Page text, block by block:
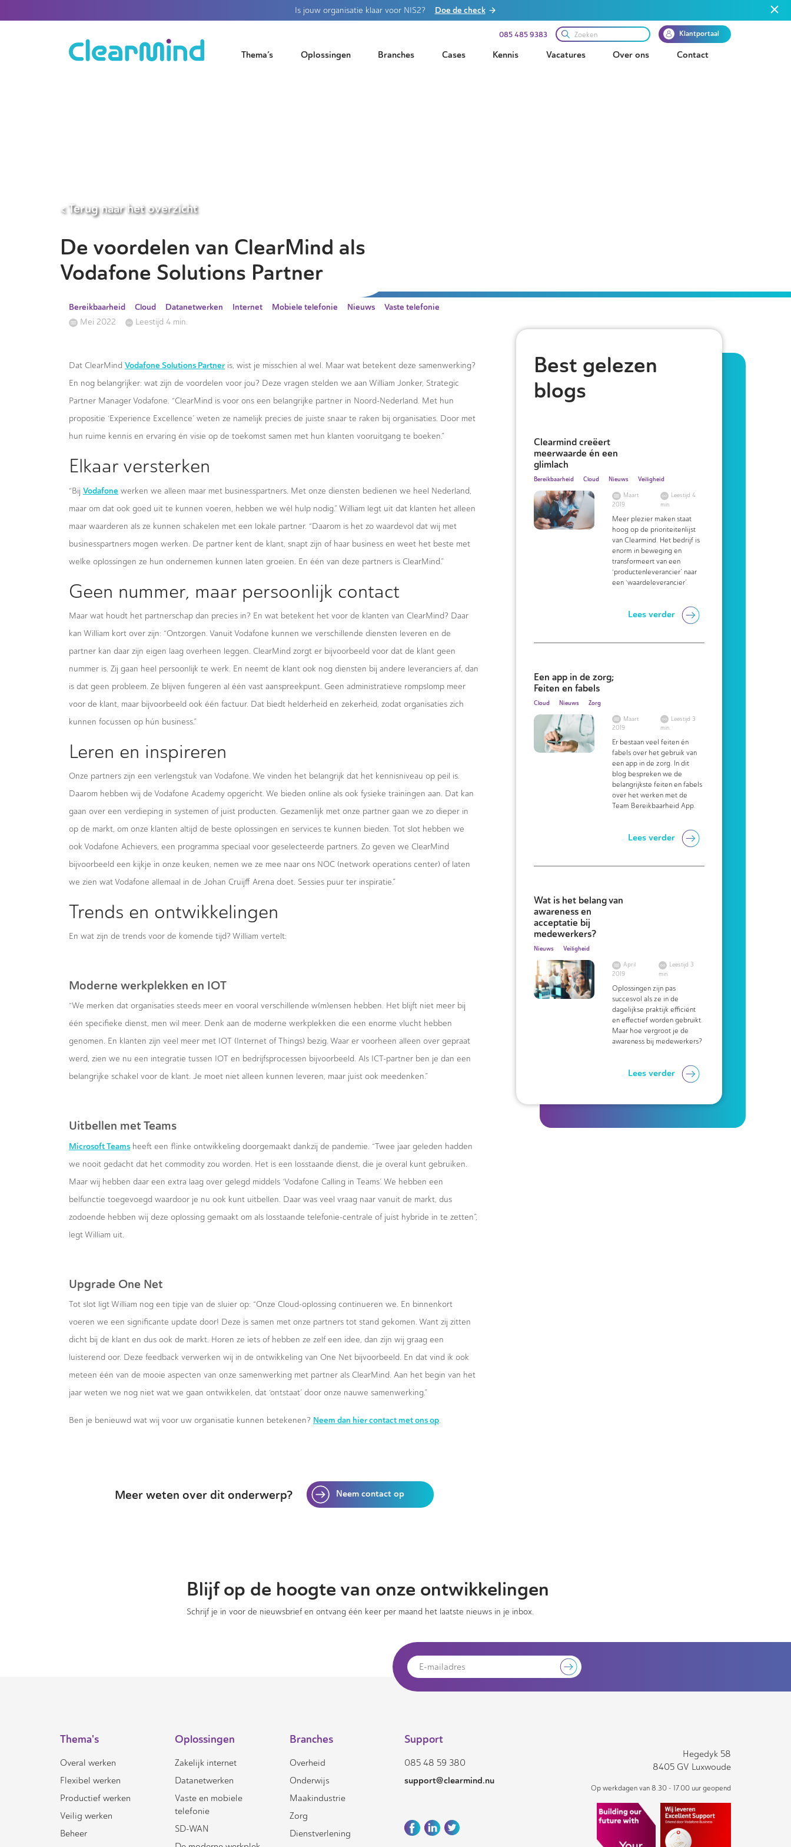
Is jouw organisatie klaar voor NIS2? Doe de check
085 485 9383 Klantportaal
Thema’s Oplossingen Branches Cases Kennis Vacatures Over ons Contact
< Terug naar het overzicht
De voordelen van ClearMind als
Vodafone Solutions Partner
Bereikbaarheid Cloud Datanetwerken Internet Mobiele telefonie Nieuws Vaste telefonie
Mei 2022 Leestijd 4 min.
Dat ClearMind Vodafone Solutions Partneris, wist je misschien al wel. Maar wat betekent deze samenwerking?
En nog belangrijker: wat zijn de voordelen voor jou? Deze vragen stelden we aan William Jonker, Strategic
Partner Manager Vodafone. “ClearMind is voor ons een belangrijke partner in Noord-Nederland. Met hun
propositie ‘Experience Excellence’ weten ze namelijk precies de juiste snaar te raken bij organisaties. Door met
hun ruime kennis en ervaring én visie op de toekomst samen met hun klanten vooruitgang te boeken.”
Elkaar versterken
“Bij Vodafone werken we alleen maar met businesspartners. Met onze diensten bedienen we heel Nederland,
maar om dat ook goed uit te kunnen voeren, hebben we wél hulp nodig.” William legt uit dat klanten het alleen
maar waarderen als ze kunnen schakelen met een lokale partner. “Daarom is het zo waardevol dat wij met
businesspartners mogen werken. De partner kent de klant, snapt zijn of haar business en weet het beste met
welke oplossingen ze hun ondernemen kunnen laten groeien. En één van deze partners is ClearMind.”
Geen nummer, maar persoonlijk contact
Maar wat houdt het partnerschap dan precies in? En wat betekent het voor de klanten van ClearMind? Daar
kan William kort over zijn: “Ontzorgen. Vanuit Vodafone kunnen we verschillende diensten leveren en de
partner kan daar zijn eigen laag overheen leggen. ClearMind zorgt er bijvoorbeeld voor dat de klant geen
nummer is. Zij gaan heel persoonlijk te werk. En neemt de klant ook nog diensten bij andere leveranciers af, dan
is dat geen probleem. Ze blijven fungeren al één vast aanspreekpunt. Geen administratieve rompslomp meer
voor de klant, maar bijvoorbeeld ook één factuur. Dat biedt helderheid en zekerheid, zodat organisaties zich
kunnen focussen op hún business.”
Leren en inspireren
Onze partners zijn een verlengstuk van Vodafone. We vinden het belangrijk dat het kennisniveau op peil is.
Daarom hebben wij de Vodafone Academy opgericht. We bieden online als ook fysieke trainingen aan. Dat kan
gaan over een verdieping in systemen of juist producten. Gezamenlijk met onze partner gaan we zo dieper in
op de markt, om onze klanten altijd de beste oplossingen en services te kunnen bieden. Tot slot hebben we
ook Vodafone Achievers, een programma speciaal voor geselecteerde partners. Zo geven we ClearMind
bijvoorbeeld een kijkje in onze keuken, nemen we ze mee naar ons NOC (network operations center) of laten
we zien wat Vodafone allemaal in de Johan Cruijff Arena doet. Sessies puur ter inspiratie.”
Trends en ontwikkelingen
En wat zijn de trends voor de komende tijd? William vertelt:
Moderne werkplekken en IOT
“We merken dat organisaties steeds meer en vooral verschillende w(m)ensen hebben. Het blijft niet meer bij
één specifieke dienst, men wil meer. Denk aan de moderne werkplekken die een enorme vlucht hebben
genomen. En klanten zijn veel meer met IOT (Internet of Things) bezig. Waar er voorheen alleen over gepraat
werd, zien we nu een integratie tussen IOT en bedrijfsprocessen bijvoorbeeld. Als ICT-partner ben je dan een
belangrijke schakel voor de klant. Je moet niet alleen kunnen leveren, maar juist ook meedenken.”
Uitbellen met Teams
Microsoft Teams heeft een flinke ontwikkeling doorgemaakt dankzij de pandemie. “Twee jaar geleden hadden
we nooit gedacht dat het commodity zou worden. Het is een losstaande dienst, die je overal kunt gebruiken.
Maar wij hebben daar een extra laag over gelegd middels ‘Vodafone Calling in Teams’. We hebben een
belfunctie toegevoegd waardoor je nu ook kunt uitbellen. Daar was veel vraag naar vanuit de markt, dus
zodoende hebben wij deze oplossing gemaakt om als losstaande telefonie-centrale of juist hybride in te zetten”,
legt William uit.
Upgrade One Net
Tot slot ligt William nog een tipje van de sluier op: “Onze Cloud-oplossing continueren we. En binnenkort
voeren we een significante update door! Deze is samen met onze partners tot stand gekomen. Want zij zitten
dicht bij de klant en dus ook de markt. Horen ze iets of hebben ze zelf een idee, dan zijn wij graag een
luisterend oor. Deze feedback verwerken wij in de ontwikkeling van One Net bijvoorbeeld. En dat vind ik ook
meteen één van de mooie aspecten van onze samenwerking met partner als ClearMind. Aan het begin van het
jaar weten we nog niet wat we gaan ontwikkelen, dat ‘ontstaat’ door onze nauwe samenwerking.”
Ben je benieuwd wat wij voor uw organisatie kunnen betekenen? Neem dan hier contact met ons op.
Meer weten over dit onderwerp? Neem contact op
Best gelezen
blogs
Clearmind creëert
meerwaarde én een
glimlach
Bereikbaarheid Cloud Nieuws Veiligheid
Maart
2019
Leestijd 4
min.
Meer plezier maken staat
hoog op de prioriteitenlijst
van Clearmind. Het bedrijf is
enorm in beweging en
transformeert van een
‘productenleverancier’ naar
een ‘waardeleverancier’.
Lees verder
Een app in de zorg;
Feiten en fabels
Cloud Nieuws Zorg
Maart
2019
Leestijd 3
min.
Er bestaan veel feiten én
fabels over het gebruik van
een app in de zorg. In dit
blog bespreken we de
belangrijkste feiten en fabels
over het werken met de
Team Bereikbaarheid App.
Lees verder
Wat is het belang van
awareness en
acceptatie bij
medewerkers?
Nieuws Veiligheid
April
2019
Leestijd 3
min.
Oplossingen zijn pas
succesvol als ze in de
dagelijkse praktijk efficiënt
en effectief worden gebruikt.
Maar hoe vergroot je de
awareness bij medewerkers?
Lees verder
Blijf op de hoogte van onze ontwikkelingen
Schrijf je in voor de nieuwsbrief en ontvang één keer per maand het laatste nieuws in je inbox.
Thema's
Overal werken
Flexibel werken
Productief werken
Veilig werken
Beheer
Oplossingen
Zakelijk internet
Datanetwerken
Vaste en mobiele
telefonie
SD-WAN
Branches
Overheid
Onderwijs
Maakindustrie
Zorg
Dienstverlening
Support
085 48 59 380
support@clearmind.nu
Hegedyk 58
8405 GV Luxwoude
Op werkdagen van 8.30 - 17.00 uur geopend